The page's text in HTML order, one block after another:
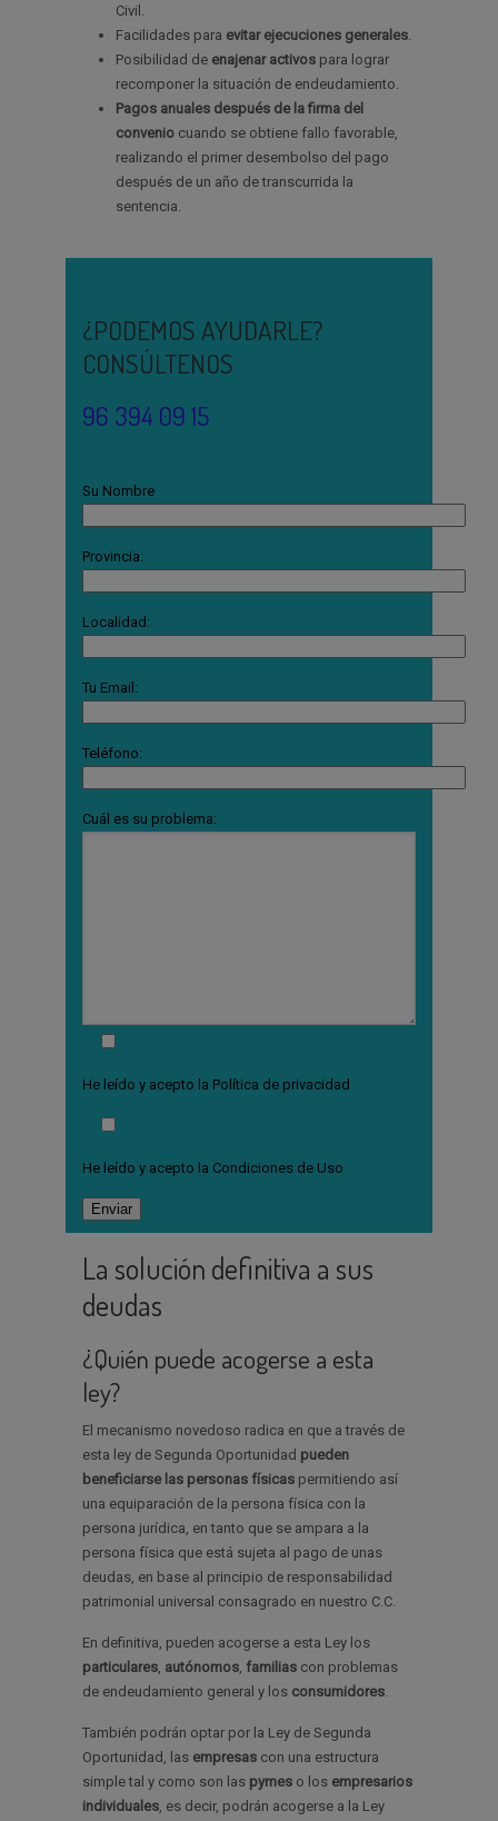
Civil.
Facilidades para evitar ejecuciones generales.
Posibilidad de enajenar activos para lograr
recomponer la situación de endeudamiento.
Pagos anuales después de la firma del
convenio cuando se obtiene fallo favorable,
realizando el primer desembolso del pago
después de un año de transcurrida la
sentencia.
¿PODEMOS AYUDARLE?
CONSÚLTENOS
96 394 09 15
Su Nombre
Provincia:
Localidad:
Tu Email:
Teléfono:
Cuál es su problema:
He leído y acepto la Política de privacidad
He leído y acepto la Condiciones de Uso
La solución definitiva a sus
deudas
¿Quién puede acogerse a esta
ley?
El mecanismo novedoso radica en que a través de
esta ley de Segunda Oportunidad pueden
beneficiarse las personas físicas permitiendo así
una equiparación de la persona física con la
persona jurídica, en tanto que se ampara a la
persona física que está sujeta al pago de unas
deudas, en base al principio de responsabilidad
patrimonial universal consagrado en nuestro C.C.
En definitiva, pueden acogerse a esta Ley los
particulares, autónomos, familias con problemas
de endeudamiento general y los consumidores.
También podrán optar por la Ley de Segunda
Oportunidad, las empresas con una estructura
simple tal y como son las pymes o los empresarios
individuales, es decir, podrán acogerse a la Ley